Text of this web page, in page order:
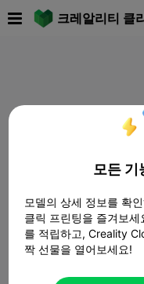
크레알리티 클
모든 기
모델의 상세 정보를 확
클릭 프린팅을 즐겨보
를 적립하고, Creality
짝 선물을 열어보세요!